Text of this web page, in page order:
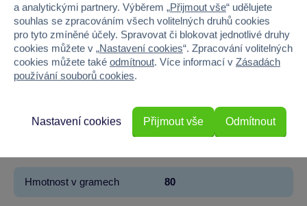
Věk od 1
Pohlaví KLUK
Výška 13
Hmotnost v gramech 80
a analytickými partnery. Výběrem „Přijmout vše“ udělujete
souhlas se zpracováním všech volitelných druhů cookies
pro tyto zmíněné účely. Spravovat či blokovat jednotlivé druhy
cookies můžete v „Nastavení cookies“. Zpracování volitelných
cookies můžete také odmítnout. Více informací v Zásadách
používání souborů cookies.
Odmítnout
Nastavení cookies Přijmout vše